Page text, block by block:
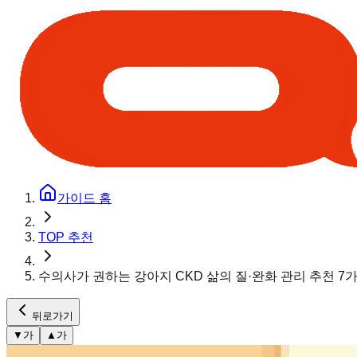
가이드 홈
TOP 추천
수의사가 권하는 강아지 CKD 삶의 질·완화 관리 추천 7
뒤로가기
▼ 가 ▲ 가